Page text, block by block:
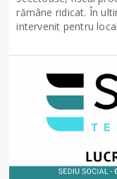
rămâne ridicat. În
intervenit pentru